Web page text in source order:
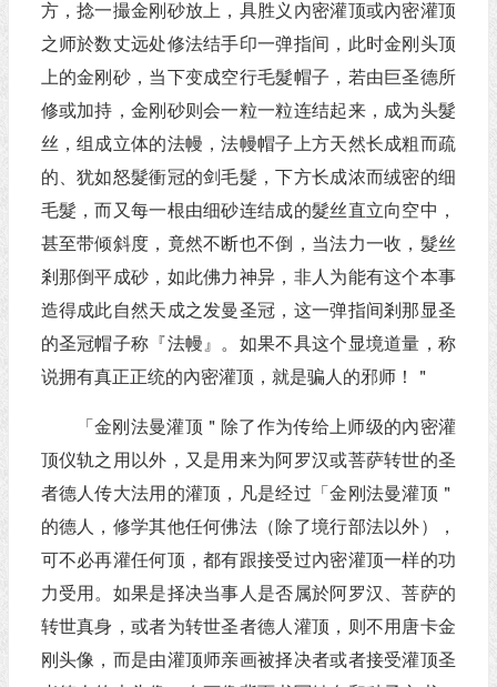
方，捻一撮金刚砂放上，具胜义內密灌顶或內密灌顶
之师於数丈远处修法结手印一弹指间，此时金刚头顶
上的金刚砂，当下变成空行毛髮帽子，若由巨圣德所
修或加持，金刚砂则会一粒一粒连结起来，成为头髮
丝，组成立体的法幔，法幔帽子上方天然长成粗而疏
的、犹如怒髮衝冠的剑毛髮，下方长成浓而绒密的细
毛髮，而又每一根由细砂连结成的髮丝直立向空中，
甚至带倾斜度，竟然不断也不倒，当法力一收，髮丝
剎那倒平成砂，如此佛力神异，非人为能有这个本事
造得成此自然天成之发曼圣冠，这一弹指间剎那显圣
的圣冠帽子称『法幔』。如果不具这个显境道量，称
说拥有真正正统的內密灌顶，就是骗人的邪师！＂
「金刚法曼灌顶＂除了作为传给上师级的內密灌
顶仪轨之用以外，又是用来为阿罗汉或菩萨转世的圣
者德人传大法用的灌顶，凡是经过「金刚法曼灌顶＂
的德人，修学其他任何佛法（除了境行部法以外），
可不必再灌任何顶，都有跟接受过內密灌顶一样的功
力受用。如果是择决当事人是否属於阿罗汉、菩萨的
转世真身，或者为转世圣者德人灌顶，则不用唐卡金
刚头像，而是由灌顶师亲画被择决者或者接受灌顶圣